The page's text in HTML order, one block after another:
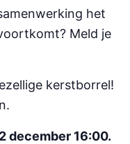
het
Meld je
kerstborrel!
december 16:00.